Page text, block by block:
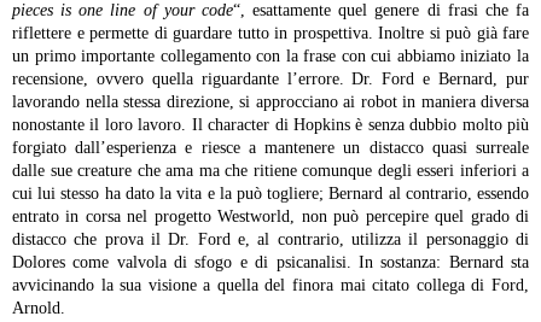
pieces is one line of your code“, esattamente quel genere di frasi che fa
riflettere e permette di guardare tutto in prospettiva. Inoltre si può già fare
un primo importante collegamento con la frase con cui abbiamo iniziato la
recensione, ovvero quella riguardante l’errore. Dr. Ford e Bernard, pur
lavorando nella stessa direzione, si approcciano ai robot in maniera diversa
nonostante il loro lavoro. Il character di Hopkins è senza dubbio molto più
forgiato dall’esperienza e riesce a mantenere un distacco quasi surreale
dalle sue creature che ama ma che ritiene comunque degli esseri inferiori a
cui lui stesso ha dato la vita e la può togliere; Bernard al contrario, essendo
entrato in corsa nel progetto Westworld, non può percepire quel grado di
distacco che prova il Dr. Ford e, al contrario, utilizza il personaggio di
Dolores come valvola di sfogo e di psicanalisi. In sostanza: Bernard sta
avvicinando la sua visione a quella del finora mai citato collega di Ford,
Arnold.